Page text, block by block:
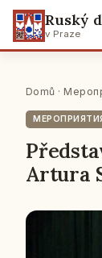
Ruský
v Praze
Domů ·
Artura